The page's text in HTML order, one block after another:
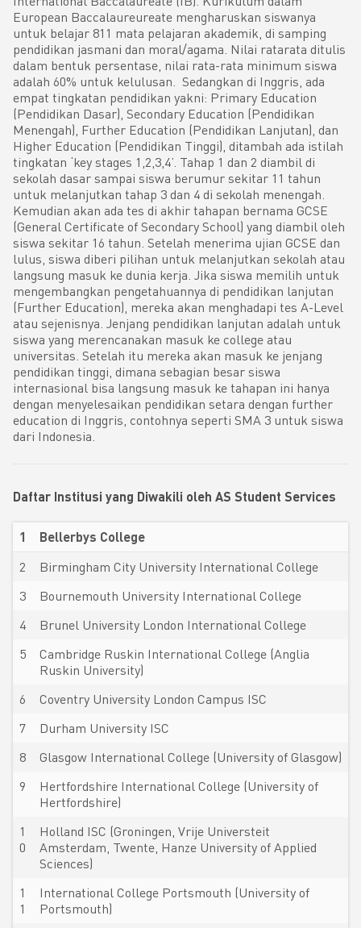
European Baccalaureureate mengharuskan siswanya
untuk belajar 811 mata pelajaran akademik, di samping
pendidikan jasmani dan moral/agama. Nilai ratarata ditulis
dalam bentuk persentase, nilai rata-rata minimum siswa
adalah 60% untuk kelulusan. Sedangkan di Inggris, ada
empat tingkatan pendidikan yakni: Primary Education
(Pendidikan Dasar), Secondary Education (Pendidikan
Menengah), Further Education (Pendidikan Lanjutan), dan
Higher Education (Pendidikan Tinggi), ditambah ada istilah
tingkatan ‘key stages 1,2,3,4’. Tahap 1 dan 2 diambil di
sekolah dasar sampai siswa berumur sekitar 11 tahun
untuk melanjutkan tahap 3 dan 4 di sekolah menengah.
Kemudian akan ada tes di akhir tahapan bernama GCSE
(General Certificate of Secondary School) yang diambil oleh
siswa sekitar 16 tahun. Setelah menerima ujian GCSE dan
lulus, siswa diberi pilihan untuk melanjutkan sekolah atau
langsung masuk ke dunia kerja. Jika siswa memilih untuk
mengembangkan pengetahuannya di pendidikan lanjutan
(Further Education), mereka akan menghadapi tes A-Level
atau sejenisnya. Jenjang pendidikan lanjutan adalah untuk
siswa yang merencanakan masuk ke college atau
universitas. Setelah itu mereka akan masuk ke jenjang
pendidikan tinggi, dimana sebagian besar siswa
internasional bisa langsung masuk ke tahapan ini hanya
dengan menyelesaikan pendidikan setara dengan further
education di Inggris, contohnya seperti SMA 3 untuk siswa
dari Indonesia.
Daftar Institusi yang Diwakili oleh AS Student Services
1
Bellerbys College
2
Birmingham City University International College
3
Bournemouth University International College
4
Brunel University London International College
5
Cambridge Ruskin International College (Anglia
Ruskin University)
6
Coventry University London Campus ISC
7
Durham University ISC
8
Glasgow International College (University of Glasgow)
9
Hertfordshire International College (University of
Hertfordshire)
1
0
Holland ISC (Groningen, Vrije Universteit
Amsterdam, Twente, Hanze University of Applied
Sciences)
1
1
International College Portsmouth (University of
Portsmouth)